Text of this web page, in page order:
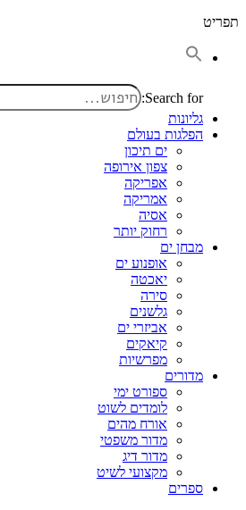
תפריט
Search for:
גליונות
הפלגות בעולם
ים תיכון
צפון אירופה
אפריקה
אמריקה
אסיה
רחוק יותר
מבחן ים
אופנוע ים
יאכטה
סירה
גלשנים
אביזרי ים
קיאקים
מפרשיות
מדורים
ספורט ימי
לומדים לשוט
אורח מהים
מדור משפטי
מדור דיג
מקצועי לשיט
ספרים